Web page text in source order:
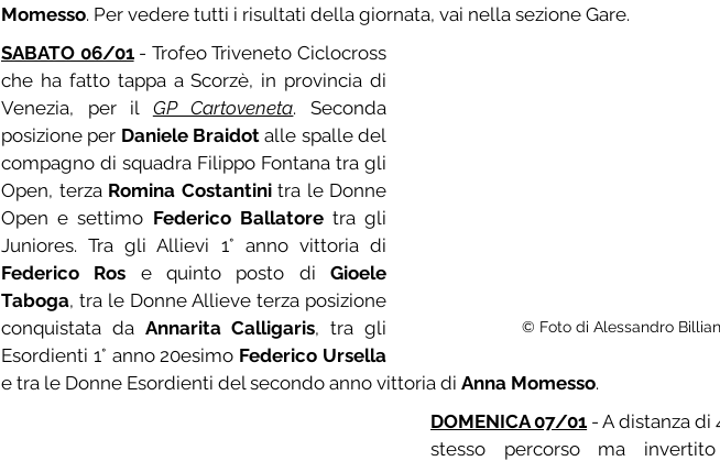
Momesso. Per vedere tutti i risultati della giornata, vai nella sezione Gare.
© Foto di Alessandro
SABATO 06/01 - Trofeo Triveneto Ciclocross
che ha fatto tappa a Scorzè, in provincia di
Venezia, per il GP Cartoveneta. Seconda
posizione per Daniele Braidot alle spalle del
compagno di squadra Filippo Fontana tra gli
Open, terza Romina Costantini tra le Donne
Open e settimo Federico Ballatore tra gli
Federico Ros e quinto posto di Gioele
Taboga, tra le Donne Allieve terza posizione
conquistata da Annarita Calligaris, tra gli
Esordienti 1° anno 20esimo Federico Ursella
e tra le Donne Esordienti del secondo anno vittoria di Anna Momesso.
DOMENICA 07/01 - A distanza di
stesso percorso ma